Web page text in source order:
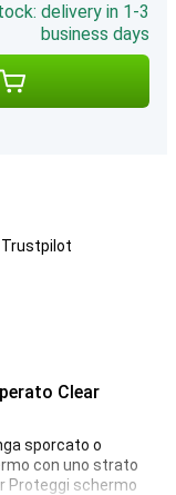
delivery in 1-3
business days
Trustpilot
Clear
sporcato o
con uno strato
Proteggi schermo